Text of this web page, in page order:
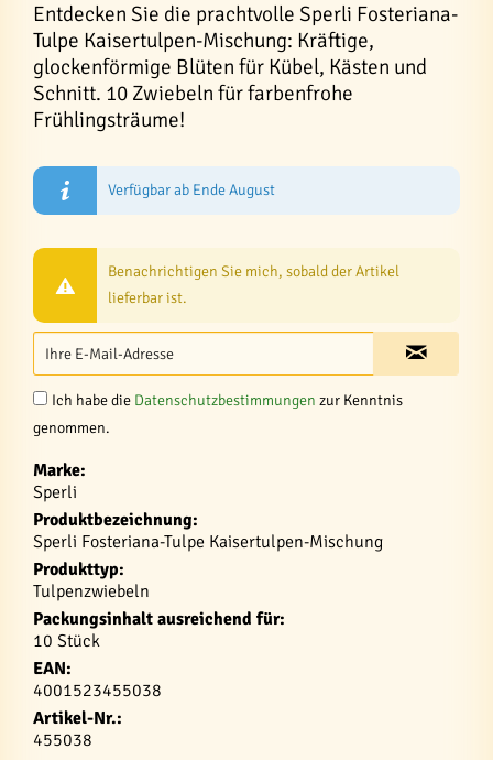
Entdecken Sie die prachtvolle Sperli Fosteriana-
Tulpe Kaisertulpen-Mischung: Kräftige,
glockenförmige Blüten für Kübel, Kästen und
Schnitt. 10 Zwiebeln für farbenfrohe
Frühlingsträume!
Verfügbar ab Ende August
Benachrichtigen Sie mich, sobald der Artikel
lieferbar ist.
Ich habe die Datenschutzbestimmungen zur Kenntnis
genommen.
Marke:
Sperli
Produktbezeichnung:
Sperli Fosteriana-Tulpe Kaisertulpen-Mischung
Produkttyp:
Tulpenzwiebeln
Packungsinhalt ausreichend für:
10 Stück
EAN:
4001523455038
Artikel-Nr.:
455038